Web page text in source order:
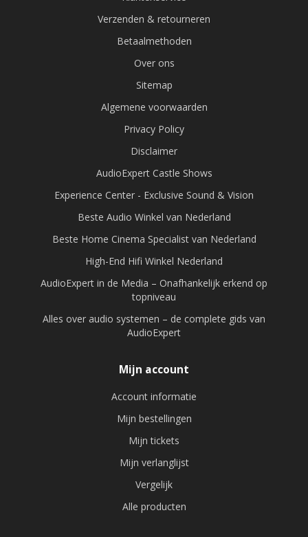
Verzenden & retourneren
Betaalmethoden
Over ons
Sitemap
Algemene voorwaarden
Privacy Policy
Disclaimer
AudioExpert Castle Shows
Experience Center - Exclusive Sound & Vision
Beste Audio Winkel van Nederland
Beste Home Cinema Specialist van Nederland
High-End Hifi Winkel Nederland
AudioExpert in de Media – Onafhankelijk erkend op
topniveau
Alles over audio systemen – de complete gids van
AudioExpert
Mijn account
Account informatie
Mijn bestellingen
Mijn tickets
Mijn verlanglijst
Vergelijk
Alle producten